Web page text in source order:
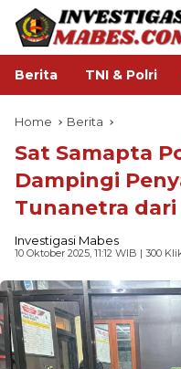
Berita TNI & Polri
Home Berita
Sat Samapta
Dampingi
Tunanetra dari
Investigasi Mabes
10 Oktober 2025, 11:12 WIB | 300